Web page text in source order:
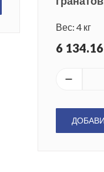
Вес: 4 кг
6